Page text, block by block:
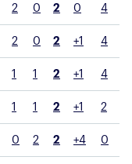
2 0 2 0 4
2 0 2 +1 4
1 1 2 +1 4
1 1 2 +1 2
0 2 2 +4 0